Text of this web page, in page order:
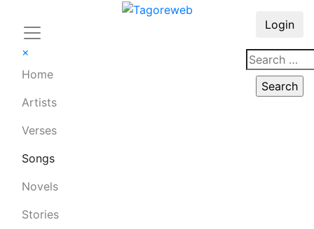
×
Home
Artists
Verses
Songs
Novels
Stories
Login